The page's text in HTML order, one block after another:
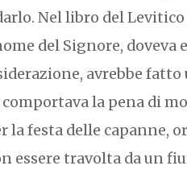
Nel libro del
del Signore, doveva
avrebbe fatto
la pena di
la festa delle capanne,
essere travolta da un